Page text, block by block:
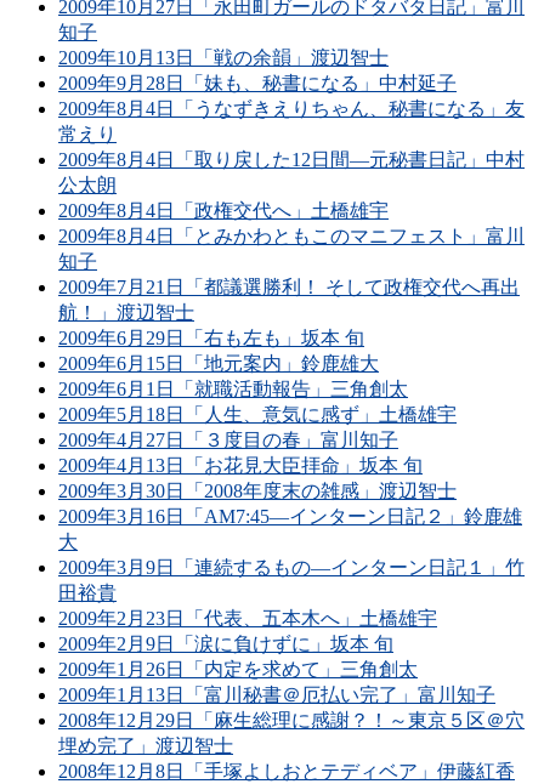
2009年10月27日「永田町ガールのドタバタ日記」富川
知子
2009年10月13日「戦の余韻」渡辺智士
2009年9月28日「妹も、秘書になる」中村延子
2009年8月4日「うなずきえりちゃん、秘書になる」友
常えり
2009年8月4日「取り戻した12日間―元秘書日記」中村
公太朗
2009年8月4日「政権交代へ」土橋雄宇
2009年8月4日「とみかわともこのマニフェスト」富川
知子
2009年7月21日「都議選勝利！ そして政権交代へ再出
航！」渡辺智士
2009年6月29日「右も左も」坂本 旬
2009年6月15日「地元案内」鈴鹿雄大
2009年6月1日「就職活動報告」三角創太
2009年5月18日「人生、意気に感ず」土橋雄宇
2009年4月27日「３度目の春」富川知子
2009年4月13日「お花見大臣拝命」坂本 旬
2009年3月30日「2008年度末の雑感」渡辺智士
2009年3月16日「AM7:45―インターン日記２」鈴鹿雄
大
2009年3月9日「連続するもの―インターン日記１」竹
田裕貴
2009年2月23日「代表、五本木へ」土橋雄宇
2009年2月9日「涙に負けずに」坂本 旬
2009年1月26日「内定を求めて」三角創太
2009年1月13日「富川秘書＠厄払い完了」富川知子
2008年12月29日「麻生総理に感謝？！～東京５区＠穴
埋め完了」渡辺智士
2008年12月8日「手塚よしおとテディベア」伊藤紅香